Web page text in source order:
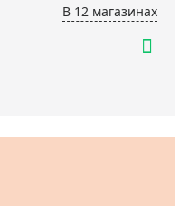
В 12 магазинах